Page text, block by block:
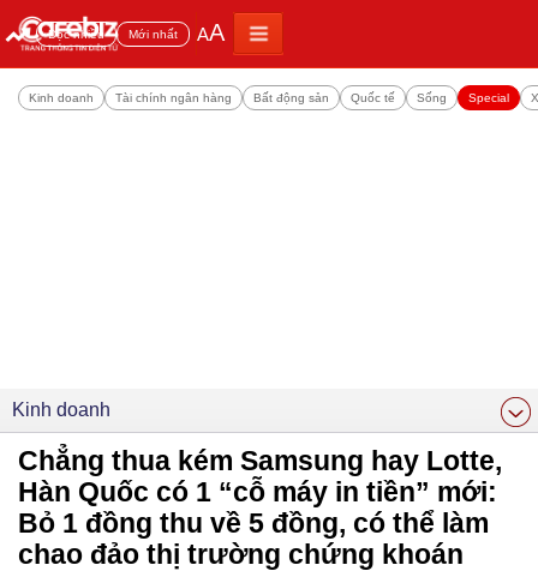
Đọc nhiều Mới nhất AA
Kinh doanh Tài chính ngân hàng Bất động sản Quốc tế Sống Special
Kinh doanh
Chẳng thua kém Samsung hay Lotte,
Hàn Quốc có 1 “cỗ máy in tiền” mới:
Bỏ 1 đồng thu về 5 đồng, có thể làm
chao đảo thị trường chứng khoán